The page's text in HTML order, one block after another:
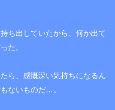
ち出していたから、何か出て
た。
ら、感慨深い気持ちになるん
ないものだ…。